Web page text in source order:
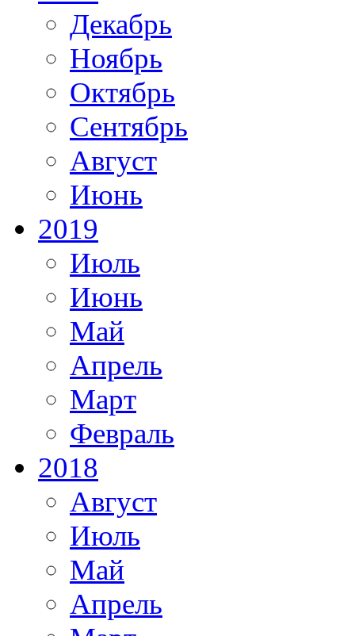
Декабрь
Ноябрь
Октябрь
Сентябрь
Август
Июнь
2019
Июль
Июнь
Май
Апрель
Март
Февраль
2018
Август
Июль
Май
Апрель